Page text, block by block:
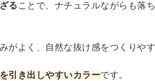
る ことで、ナチュラルながらも落
がよく、自然な抜け感をつくりやす
引き出しやすいカラーです。